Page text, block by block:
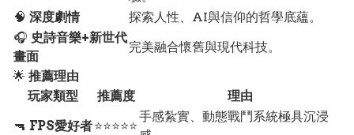
🧠 深度劇情
探索人性、AI與信仰的哲學底蘊。
🎧 史詩音樂+新世代
畫面
完美融合懷舊與現代科技。
🌟 推薦理由
玩家類型
推薦度
理由
🔫 FPS愛好者⭐⭐⭐⭐⭐
手感紮實、動態戰鬥系統極具沉浸